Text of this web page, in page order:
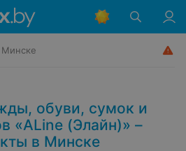
обуви, сумок и
«ALine (Элайн)» –
в Минске